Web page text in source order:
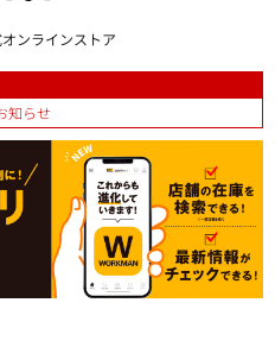
ンラインストア
知らせ